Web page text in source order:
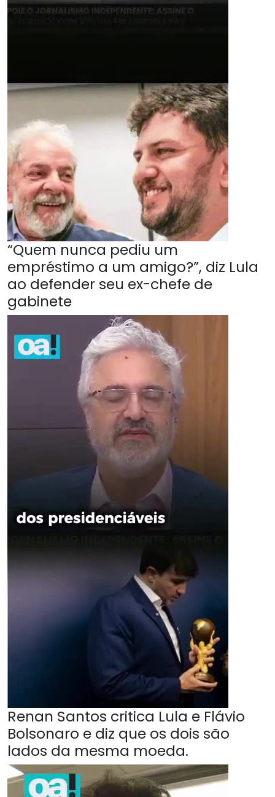
“Quem nunca pediu um
empréstimo a um amigo?”, diz Lula
ao defender seu ex-chefe de
gabinete
Renan Santos critica Lula e Flávio
Bolsonaro e diz que os dois são
lados da mesma moeda.